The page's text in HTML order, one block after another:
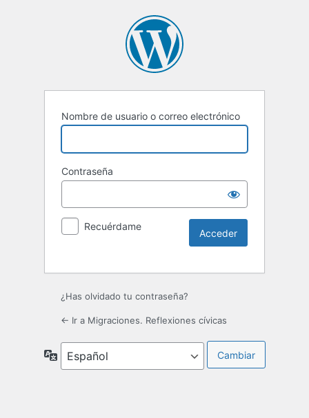
Nombre de usuario o correo electrónico
Contraseña
Recuérdame
¿Has olvidado tu contraseña?
← Ir a Migraciones. Reflexiones cívicas
Idioma